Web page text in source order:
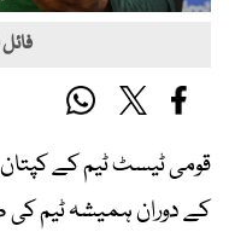
قومی ٹیسٹ ٹیم کے
کے دوران ہمیشہ ٹیم کی